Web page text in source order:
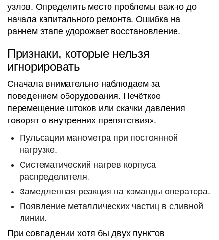
узлов. Определить место проблемы важно до
начала капитального ремонта. Ошибка на
раннем этапе удорожает восстановление.
Признаки, которые нельзя
игнорировать
Сначала внимательно наблюдаем за
поведением оборудования. Нечёткое
перемещение штоков или скачки давления
говорят о внутренних препятствиях.
Пульсации манометра при постоянной
нагрузке.
Систематический нагрев корпуса
распределителя.
Замедленная реакция на команды оператора.
Появление металлических частиц в сливной
линии.
При совпадении хотя бы двух пунктов